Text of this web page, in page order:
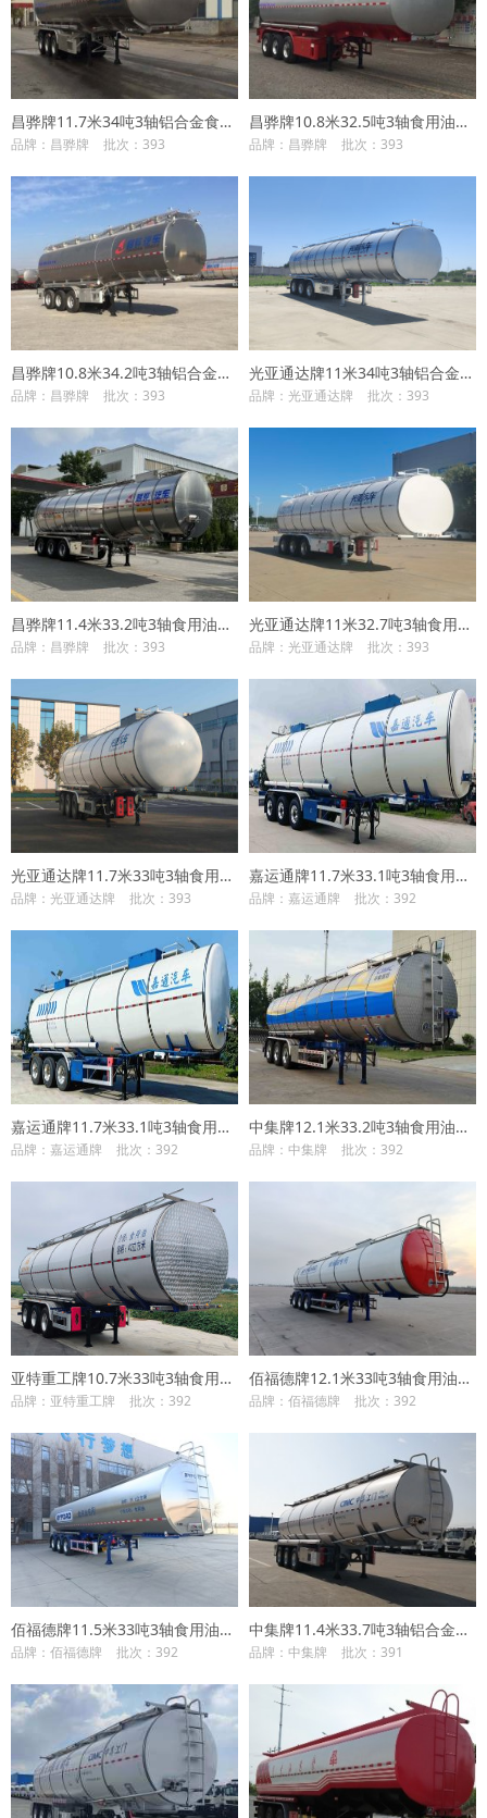
昌骅牌11.7米34吨3轴铝合金食用油运输半挂车(HCH9406GSY)
品牌：昌骅牌 批次：393
昌骅牌10.8米32.5吨3轴食用油运输半挂车(HCH9406GSY35)
品牌：昌骅牌 批次：393
昌骅牌10.8米34.2吨3轴铝合金食用油运输半挂车(HCH9401GSY40)
品牌：昌骅牌 批次：393
光亚通达牌11米34吨3轴铝合金食用油运输半挂车(JGY9400GSY)
品牌：光亚通达牌 批次：393
昌骅牌11.4米33.2吨3轴食用油运输半挂车(HCH9405GSY41)
品牌：昌骅牌 批次：393
光亚通达牌11米32.7吨3轴食用油运输半挂车(JGY9401GSY)
品牌：光亚通达牌 批次：393
光亚通达牌11.7米33吨3轴食用油运输半挂车(JGY9402GSY)
品牌：光亚通达牌 批次：393
嘉运通牌11.7米33.1吨3轴食用油运输半挂车(JTC9400GSY40)
品牌：嘉运通牌 批次：392
嘉运通牌11.7米33.1吨3轴食用油运输半挂车(JTC9401GSY42)
品牌：嘉运通牌 批次：392
中集牌12.1米33.2吨3轴食用油运输半挂车(ZJV9405GSYQG40A)
品牌：中集牌 批次：392
亚特重工牌10.7米33吨3轴食用油运输半挂车(HNV9400GSY42)
品牌：亚特重工牌 批次：392
佰福德牌12.1米33吨3轴食用油运输半挂车(SFC9401GSYA)
品牌：佰福德牌 批次：392
佰福德牌11.5米33吨3轴食用油运输半挂车(SFC9402GSYA)
品牌：佰福德牌 批次：392
中集牌11.4米33.7吨3轴铝合金食用油运输半挂车(ZJV9403GSYJM)
品牌：中集牌 批次：391